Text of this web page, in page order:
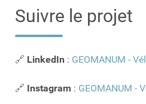
Suivre le projet
🔗 LinkedIn : GEOMANUM -
🔗 Instagram : GEOMANUM -